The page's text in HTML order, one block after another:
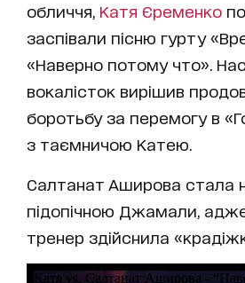
обличчя, Катя Єременко
заспівали пісню гурту
«Наверно потому что».
вокалісток вирішив
боротьбу за перемогу в
з таємничою Катею.
Салтанат Аширова стала
підопічною Джамали, адже
тренер здійснила